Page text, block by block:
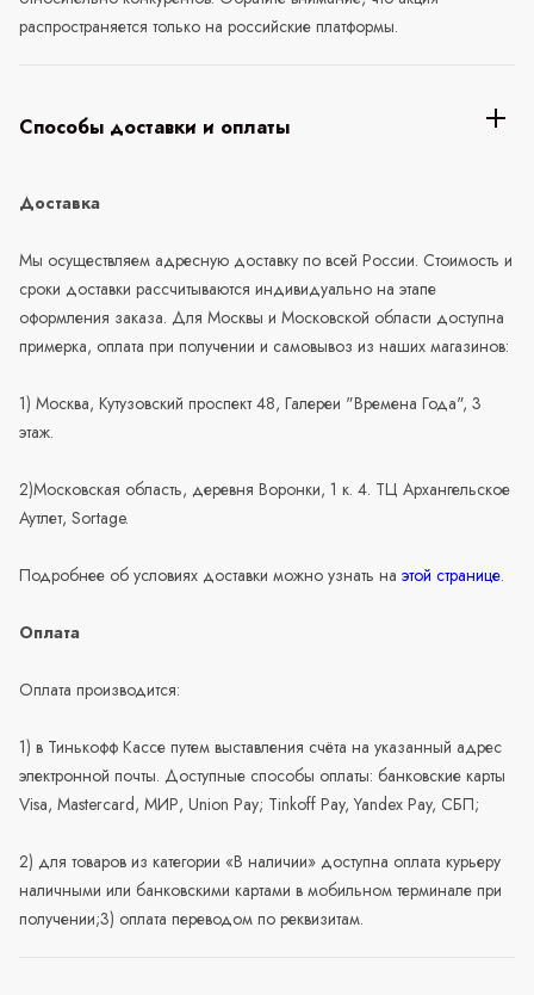
распространяется только на российские платформы.
Способы доставки и оплаты
Доставка
Мы осуществляем адресную доставку по всей России. Стоимость и
сроки доставки рассчитываются индивидуально на этапе
оформления заказа. Для Москвы и Московской области доступна
примерка, оплата при получении и самовывоз из наших магазинов:
1) Москва, Кутузовский проспект 48, Галереи "Времена Года", 3
этаж.
2)Московская область, деревня Воронки, 1 к. 4. ТЦ Архангельское
Аутлет, Sortage.
Подробнее об условиях доставки можно узнать на этой странице.
Оплата
Оплата производится:
1) в Тинькофф Кассе путем выставления счёта на указанный адрес
электронной почты. Доступные способы оплаты: банковские карты
Visa, Mastercard, МИР, Union Pay; Tinkoff Pay, Yandex Pay, СБП;
2) для товаров из категории «В наличии» доступна оплата курьеру
наличными или банковскими картами в мобильном терминале при
получении;3) оплата переводом по реквизитам.